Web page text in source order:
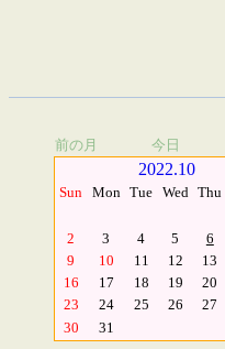
前の月 今日
2022.10
Sun Mon Tue Wed Thu
2
3 4 5 6
9
10 11 12 13
16
17 18 19 20
23
24 25 26 27
30
31